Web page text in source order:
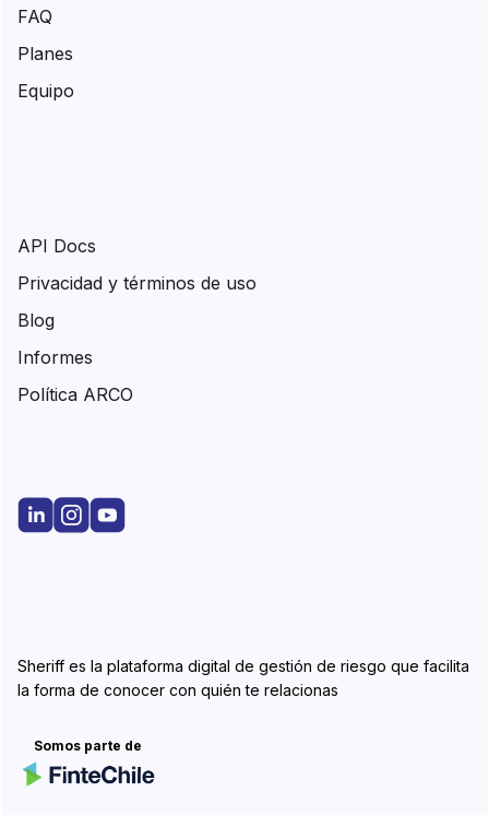
Sheriff es la plataforma digital de gestión de riesgo que facilita
la forma de conocer con quién te relacionas
Somos parte de
FAQ
Planes
Equipo
API Docs
Privacidad y términos de uso
Blog
Informes
Política ARCO